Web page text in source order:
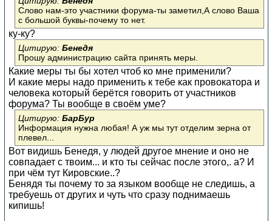
Слово нам-это участники форума-ты заметил,А слово Ваша
с большой буквы-почему то нет.
ку-ку?
Цитирую: Бенедя
Прошу администрацию сайта принять меры.
Какие меры ты бы хотел чтоб ко мне применили?
И какие меры надо применить к тебе как провокатора и
человека который берётся говорить от участников
форума? Ты вообще в своём уме?
Цитирую: БарБур
Информация нужна любая! А уж мы тут отделим зерна от
плевел...
Вот видишь Бенедя, у людей другое мнение и оно не
совпадает с твоим... и кто ты сейчас после этого,. а? И
при чём тут Кировские..?
Бенядя ты почему то за языком вообще не следишь, а
требуешь от других и чуть что сразу поднимаешь
кипишь!